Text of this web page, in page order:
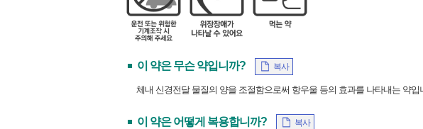
이 약은 무슨 약입니까? 복사
체내 신경전달 물질의 양을 조절함으로써 항우울 등의 효과를 나타내는 약입
이 약은 어떻게 복용합니까? 복사